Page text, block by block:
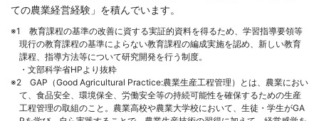
ての農業経営経験」を積んでいます。
1 教育課程の基準の改善に資する実証的資料を得るため、学習指導要領等
現行の教育課程の基準によらない教育課程の編成実施を認め、新しい教育
課程、指導方法等について研究開発を行う制度。
・文部科学省HPより抜粋
2 GAP（Good Agricultural Practice:農業生産工程管理）とは、農業におい
て、食品安全、環境保全、労働安全等の持続可能性を確保するための生産
工程管理の取組のこと。農業高校や農業大学校において、生徒・学生がGA